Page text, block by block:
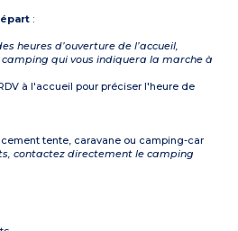
:
heures d’ouverture de l’accueil,
qui vous indiquera la marche à
à l'accueil pour préciser l'heure de
tente, caravane ou camping-car
contactez directement le camping